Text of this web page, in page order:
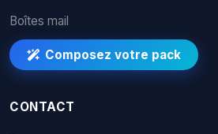
Boîtes mail
Composez votre pack
CONTACT